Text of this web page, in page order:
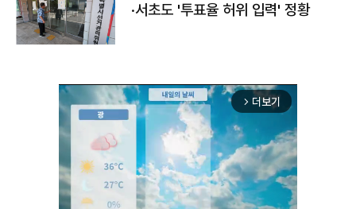
·서초도 '투표율 허위 입력' 정황
arrow_forward_ios 더보기